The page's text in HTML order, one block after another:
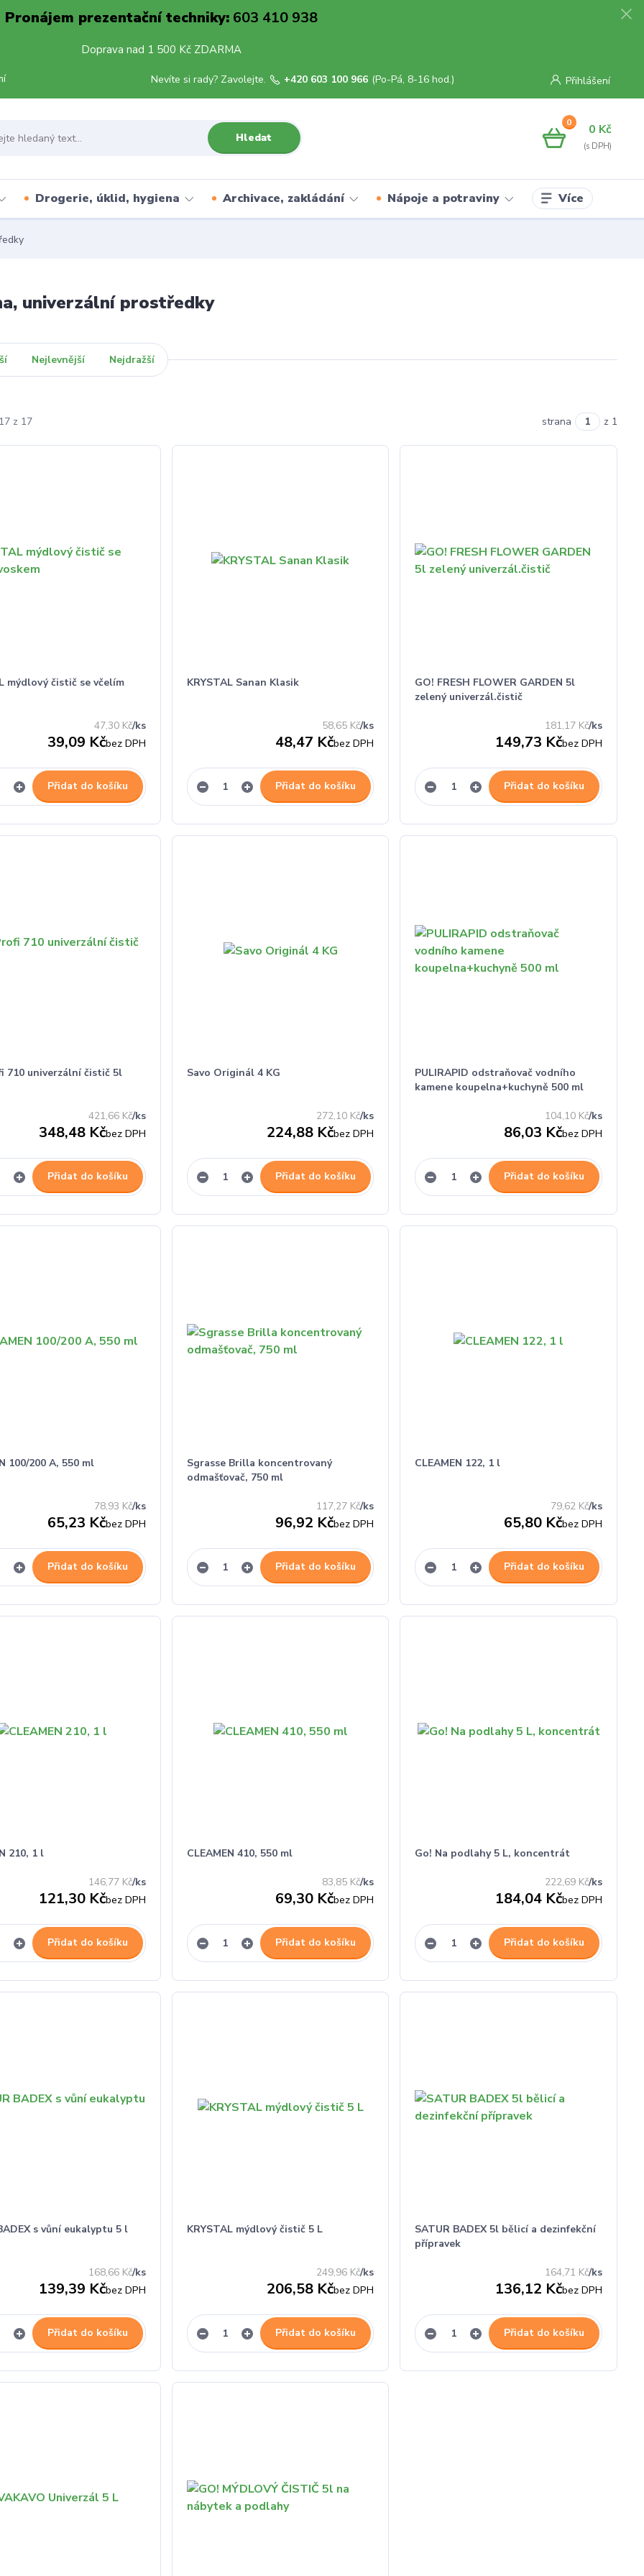
Pronájem prezentační techniky:603 410 938
Doprava nad 1 500 Kč ZDARMA
Přihlášení
Hledat
Nevíte si rady? Zavolejte. +420 603 100 966 (Po-Pá, 8-16 hod.)
0 0 Kč
Drogerie, úklid, hygiena Archivace, zakládání Nápoje a potraviny Více
univerzální prostředky
Nejlevnější Nejdražší
z 17 strana z 1
mýdlový čistič se včelím
47,30 Kč/ks
39,09 Kčbez DPH
Přidat do košíku
KRYSTAL Sanan Klasik
58,65 Kč/ks
48,47 Kčbez DPH
Přidat do košíku
GO! FRESH FLOWER GARDEN 5l
zelený univerzál.čistič
181,17 Kč/ks
149,73 Kčbez DPH
Přidat do košíku
710 univerzální čistič 5l
421,66 Kč/ks
348,48 Kčbez DPH
Přidat do košíku
Savo Originál 4 KG
272,10 Kč/ks
224,88 Kčbez DPH
Přidat do košíku
PULIRAPID odstraňovač vodního
kamene koupelna+kuchyně 500 ml
104,10 Kč/ks
86,03 Kčbez DPH
Přidat do košíku
100/200 A, 550 ml
78,93 Kč/ks
65,23 Kčbez DPH
Přidat do košíku
Sgrasse Brilla koncentrovaný
odmašťovač, 750 ml
117,27 Kč/ks
96,92 Kčbez DPH
Přidat do košíku
CLEAMEN 122, 1 l
79,62 Kč/ks
65,80 Kčbez DPH
Přidat do košíku
210, 1 l
146,77 Kč/ks
121,30 Kčbez DPH
Přidat do košíku
CLEAMEN 410, 550 ml
83,85 Kč/ks
69,30 Kčbez DPH
Přidat do košíku
Go! Na podlahy 5 L, koncentrát
222,69 Kč/ks
184,04 Kčbez DPH
Přidat do košíku
s vůní eukalyptu 5 l
168,66 Kč/ks
139,39 Kčbez DPH
Přidat do košíku
KRYSTAL mýdlový čistič 5 L
249,96 Kč/ks
206,58 Kčbez DPH
Přidat do košíku
SATUR BADEX 5l bělicí a dezinfekční
přípravek
164,71 Kč/ks
136,12 Kčbez DPH
Přidat do košíku